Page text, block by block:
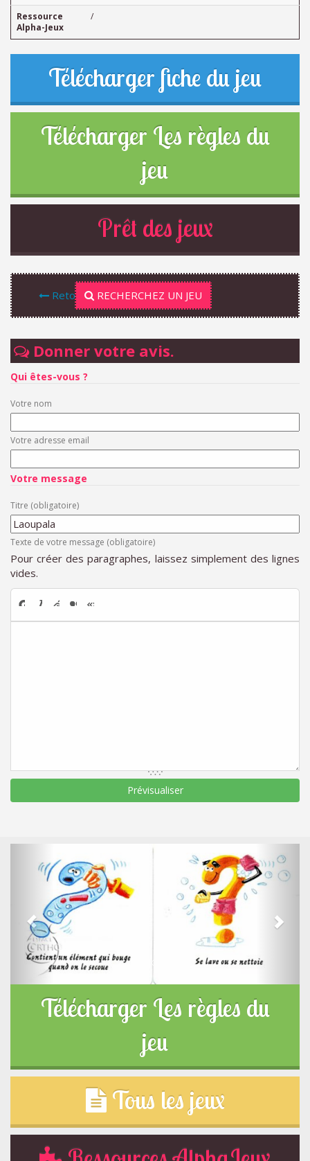
Ressource
Alpha-Jeux
/
Télécharger fiche du jeu
Télécharger Les règles du
jeu
Prêt des jeux
Retour RECHERCHEZ UN JEU
Donner votre avis.
Qui êtes-vous ?
Votre nom
Votre adresse email
Votre message
Titre (obligatoire)
Texte de votre message (obligatoire)
Pour créer des paragraphes, laissez simplement des lignes
vides.
Télécharger Les règles du
jeu
Tous les jeux